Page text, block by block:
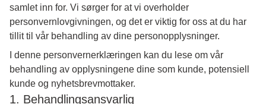
samlet inn for. Vi sørger for at vi overholder
personvernlovgivningen, og det er viktig for oss at du har
tillit til vår behandling av dine personopplysninger.
I denne personvernerklæringen kan du lese om vår
behandling av opplysningene dine som kunde, potensiell
kunde og nyhetsbrevmottaker.
1. Behandlingsansvarlig